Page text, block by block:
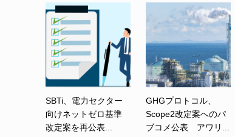
SBTi、電力セクター
向けネットゼロ基準
改定案を再公表...
GHGプロトコル、
Scope2改定案へのパ
ブコメ公表 アワリ...